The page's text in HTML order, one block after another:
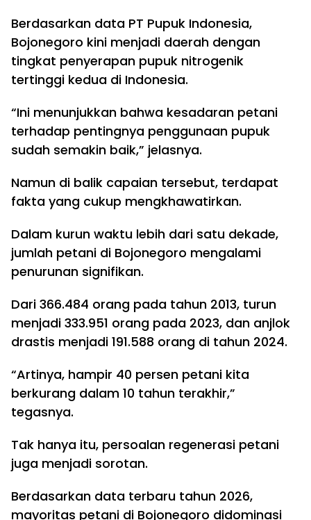
Berdasarkan data PT Pupuk Indonesia,
Bojonegoro kini menjadi daerah dengan
tingkat penyerapan pupuk nitrogenik
tertinggi kedua di Indonesia.
“Ini menunjukkan bahwa kesadaran petani
terhadap pentingnya penggunaan pupuk
sudah semakin baik,” jelasnya.
Namun di balik capaian tersebut, terdapat
fakta yang cukup mengkhawatirkan.
Dalam kurun waktu lebih dari satu dekade,
jumlah petani di Bojonegoro mengalami
penurunan signifikan.
Dari 366.484 orang pada tahun 2013, turun
menjadi 333.951 orang pada 2023, dan anjlok
drastis menjadi 191.588 orang di tahun 2024.
“Artinya, hampir 40 persen petani kita
berkurang dalam 10 tahun terakhir,”
tegasnya.
Tak hanya itu, persoalan regenerasi petani
juga menjadi sorotan.
Berdasarkan data terbaru tahun 2026,
mayoritas petani di Bojonegoro didominasi